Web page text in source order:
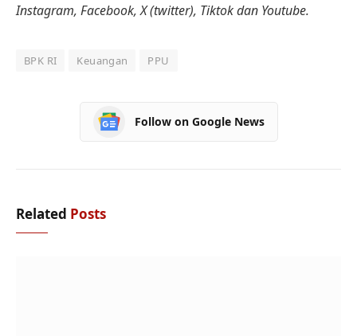
Instagram, Facebook, X (twitter), Tiktok dan Youtube.
BPK RI Keuangan PPU
Follow on Google News
Related Posts